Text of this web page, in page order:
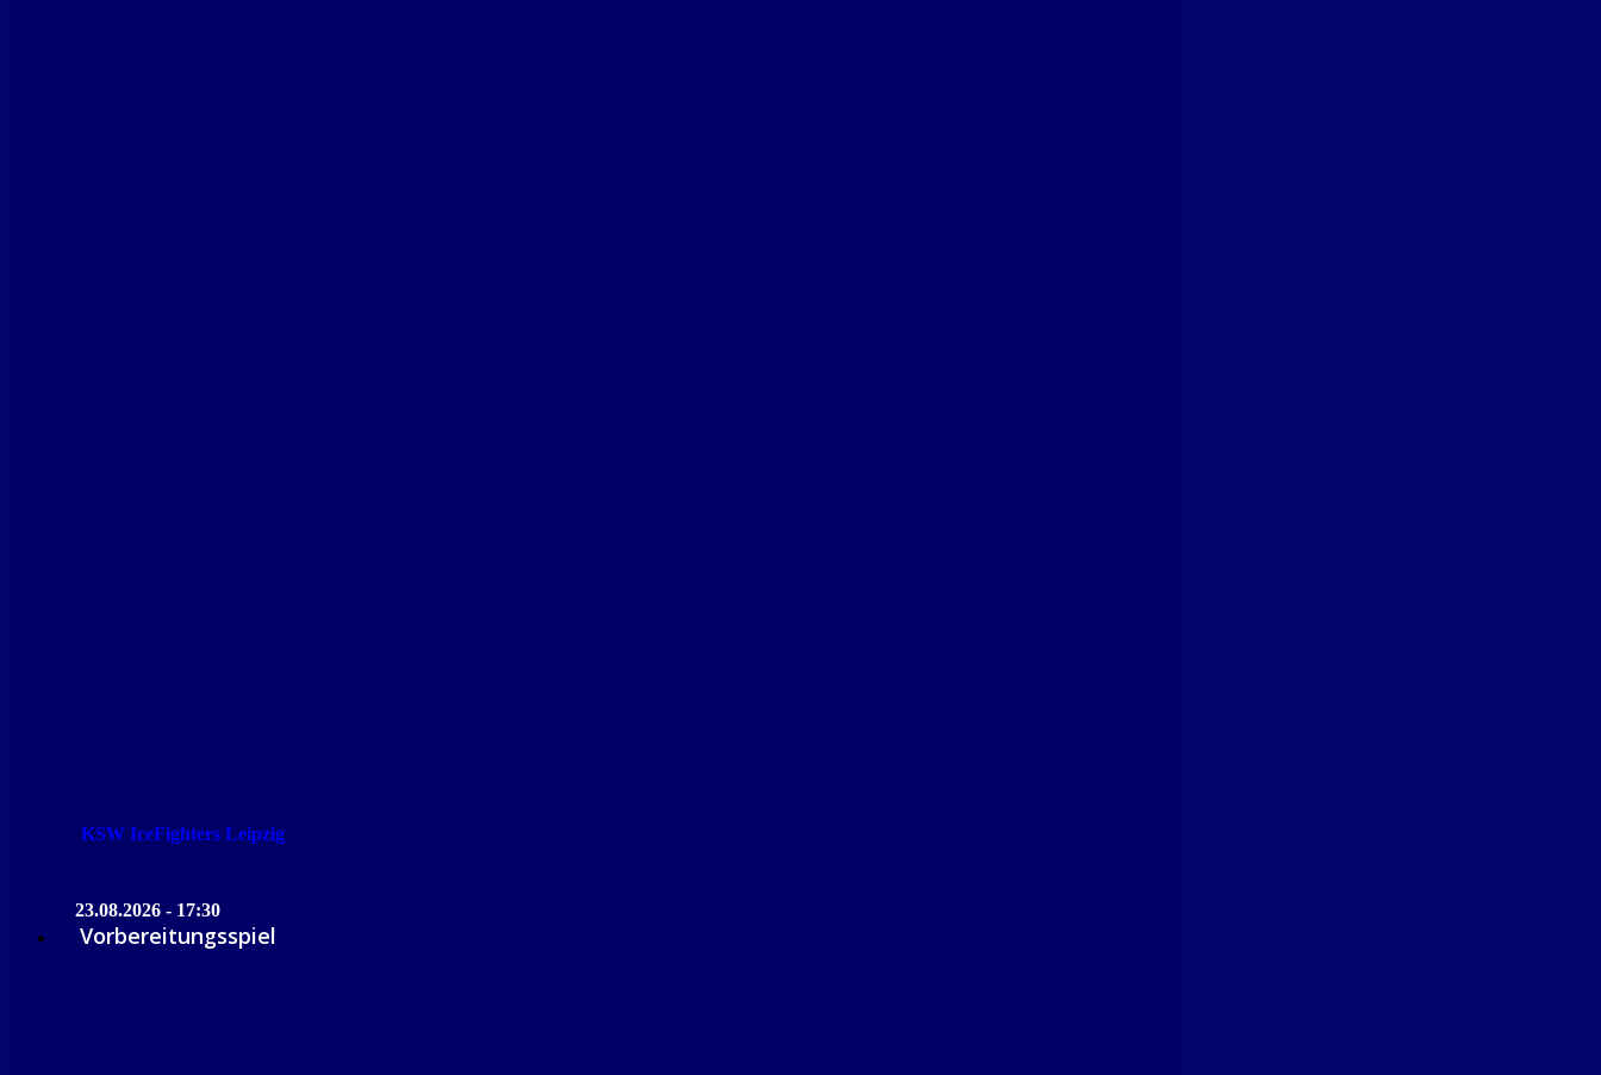
KSW IceFighters Leipzig
23.08.2026 - 17:30
Vorbereitungsspiel